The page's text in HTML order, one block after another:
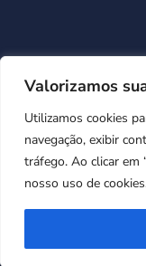
Valorizamos
Utilizamos cookies
navegação, exibir
tráfego. Ao clicar em
nosso uso de